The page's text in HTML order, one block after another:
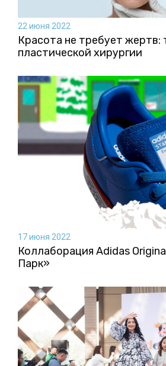
22 июня 2022
Красота не требует жертв:
пластической хирургии
17 июня 2022
Коллаборация Аdidas
Парк»